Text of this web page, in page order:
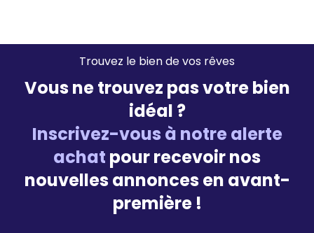
Trouvez le bien de vos rêves
Vous ne trouvez pas votre bien
idéal ?
Inscrivez-vous à notre alerte
achat pour recevoir nos
nouvelles annonces en avant-
première !